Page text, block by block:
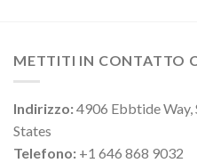
METTITI IN CONTATTO
Indirizzo:4906 Ebbtide Way,
States
Telefono: +1 646 868 9032